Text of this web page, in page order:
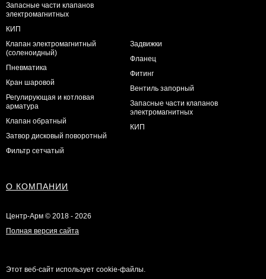
Запасные части клапанов
электромагнитных
КИП
Клапан электромагнитный
(соленоидный)
Пневматика
Кран шаровой
Регулирующая и котловая
арматура
Клапан обратный
Затвор дисковый поворотный
Фильтр сетчатый
Задвижки
Фланец
Фитинг
Вентиль запорный
Запасные части клапанов
электромагнитных
КИП
О КОМПАНИИ
Центр-Арм © 2018 - 2026
Полная версия сайта
Этот веб-сайт использует cookie-файлы.